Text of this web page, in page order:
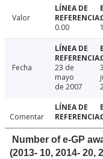
Valor
0.00
Fecha
23 de
mayo
de 2007
Comentar
Number of e-GP
(2013- 10, 2014- 20,